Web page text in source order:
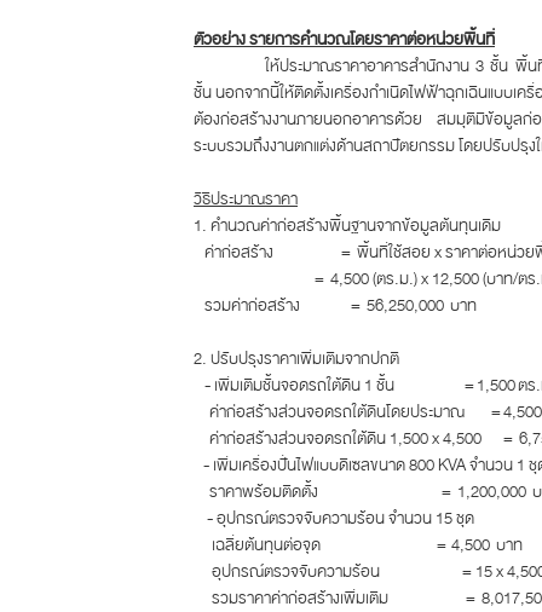
ตัวอย่าง รายการคำนวณโดยราคาต่อหน่วยพื้นที่
ให้ประมาณราคาอาคารสำนักงาน 3 ชั้น พื้นที่ใช้
ชั้น นอกจากนี้ให้ติดตั้งเครื่องกำเนิดไฟฟ้าฉุกเฉินแบบเ
ต้องก่อสร้างงานภายนอกอาคารด้วย สมมุติมีข้อมูลก่
ระบบรวมถึงงานตกแต่งด้านสถาปัตยกรรม โดยปรับปรุ
วิธีประมาณราคา
1. คำนวณค่าก่อสร้างพื้นฐานจากข้อมูลต้นทุนเดิม
ค่าก่อสร้าง = พื้นที่ใช้สอย x ราคาต่อหน่วย
= 4,500 (ตร.ม.) x 12,500 (บาท/ตร.
รวมค่าก่อสร้าง = 56,250,000 บาท
2. ปรับปรุงราคาเพิ่มเติมจากปกติ
- เพิ่มเติมชั้นจอดรถใต้ดิน 1 ชั้น = 1,500 ตร
ค่าก่อสร้างส่วนจอดรถใต้ดินโดยประมาณ =
ค่าก่อสร้างส่วนจอดรถใต้ดิน 1,500 x 4,500 =
- เพิ่มเครื่องปั่นไฟแบบดีเซลขนาด 800 KVA จำนวน 1
ราคาพร้อมติดตั้ง = 1,200,000 บ
- อุปกรณ์ตรวจจับความร้อน จำนวน 15 ชุด
เฉลี่ยต้นทุนต่อจุด = 4,500 บาท
อุปกรณ์ตรวจจับความร้อน = 15 x 4,500
รวมราคาค่าก่อสร้างเพิ่มเติม =